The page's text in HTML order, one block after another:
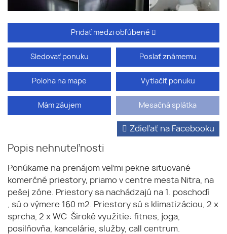
Pridať medzi obľúbené
Sledovať ponuku Poslať známemu
Poloha na mape Vytlačiť ponuku
Mám záujem Mesačná splátka
Popis nehnuteľnosti
Zdieľať na Facebooku
Ponúkame na prenájom veľmi pekne situované
komerčné priestory, priamo v centre mesta Nitra, na
pešej zóne. Priestory sa nachádzajú na 1. poschodí
, sú o výmere 160 m2. Priestory sú s klimatizáciou, 2 x
sprcha, 2 x WC Široké využitie: fitnes, joga,
posilňovňa, kancelárie, služby, call centrum.